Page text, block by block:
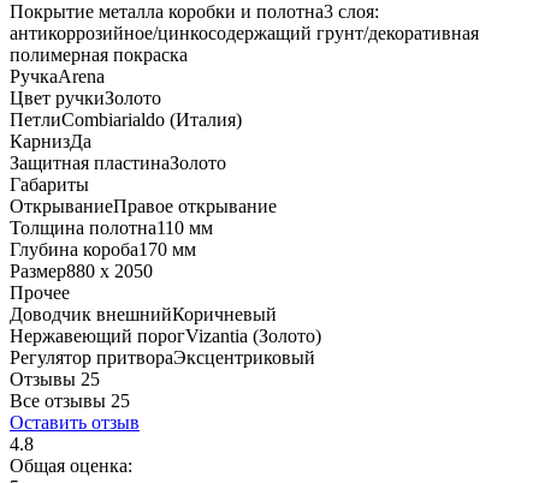
Покрытие металла коробки и полотна3 слоя:
антикоррозийное/цинкосодержащий грунт/декоративная
полимерная покраска
РучкаArena
Цвет ручкиЗолото
ПетлиCombiarialdo (Италия)
КарнизДа
Защитная пластинаЗолото
Габариты
ОткрываниеПравое открывание
Толщина полотна110 мм
Глубина короба170 мм
Размер880 x 2050
Прочее
Доводчик внешнийКоричневый
Нержавеющий порогVizantia (Золото)
Регулятор притвораЭксцентриковый
Отзывы 25
Все отзывы 25
Оставить отзыв
4.8
Общая оценка: